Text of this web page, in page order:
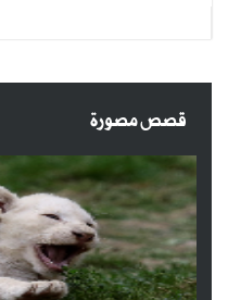
قصص مصورة